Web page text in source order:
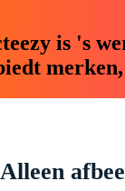
is 's
Alleen